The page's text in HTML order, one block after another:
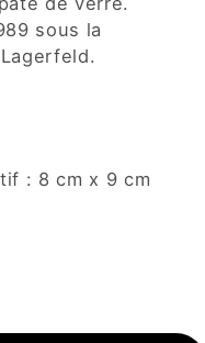
sous la
: 8 cm x 9 cm